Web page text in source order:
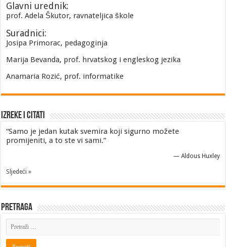
Glavni urednik:
prof. Adela Škutor, ravnateljica škole
Suradnici:
Josipa Primorac, pedagoginja
Marija Bevanda, prof. hrvatskog i engleskog jezika
Anamaria Rozić, prof. informatike
Izreke i Citati
“Samo je jedan kutak svemira koji sigurno možete
promijeniti, a to ste vi sami.”
— Aldous Huxley
Sljedeći »
Pretraga